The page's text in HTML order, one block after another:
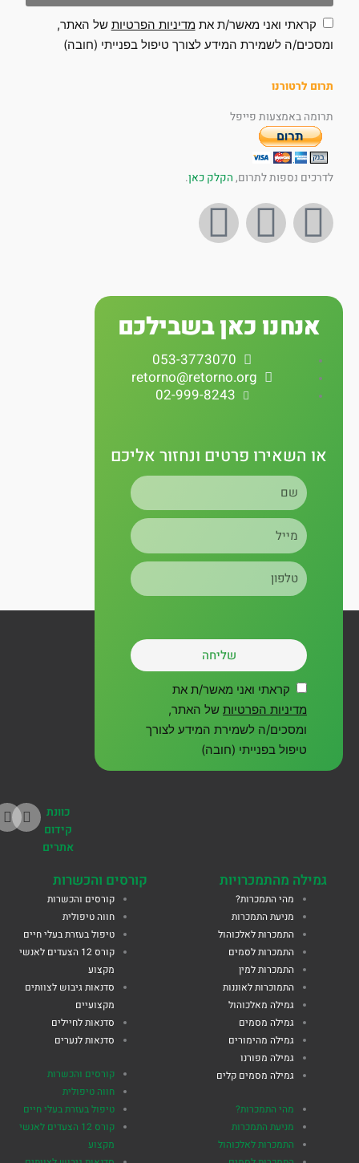
קראתי ואני מאשר/ת אתמדיניות הפרטיותשל האתר,
ומסכים/ה לשמירת המידע לצורך טיפול בפנייתי (חובה)
תרום לרטורנו
תרומה באמצעות פייפל
לדרכים נספות לתרום,הקלק כאן.
F
c
e
b
o
Y
u
t
u
e
I
s
t
a
r
a
m
אנחנו כאן בשבילכם
053-3773070
retorno@retorno.org
02-999-8243
או השאירו פרטים ונחזור אליכם
טלפון
שליחה
קראתי ואני מאשר/ת את
מדיניות הפרטיותשל האתר,
ומסכים/ה לשמירת המידע לצורך
טיפול בפנייתי (חובה)
כוונת
קידום
אתרים
גמילה מהתמכרויות
מהי התמכרות?
מניעת התמכרות
התמכרות לאלכוהול
התמכרות לסמים
התמכרות למין
התמוכרות לאוננות
גמילה מאלכוהול
גמילה מסמים
גמילה מהימורים
גמילה מפורנו
גמילה מסמים קלים
מהי התמכרות?
מניעת התמכרות
התמכרות לאלכוהול
קורסים והכשרות
קורסים והכשרות
חווה טיפולית
טיפול בעזרת בעלי חיים
קורס 12 הצעדים לאנשי
מקצוע
סדנאות גיבוש לצוותים
מקצועיים
סדנאות לחיילים
סדנאות לנערים
קורסים והכשרות
חווה טיפולית
טיפול בעזרת בעלי חיים
קורס 12 הצעדים לאנשי
מקצוע